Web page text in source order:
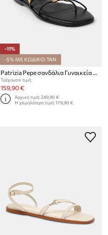
-11%
-5% ΜΕ ΚΩΔΙΚΟ: TAN
Patrizia Pepe σανδάλια Γυναικεία δερμάτινα
Τρέχουσα τιμή:
159,90 €
Αρχική τιμή:249,90 €
Η χαμηλότερη τιμή:179,90 €